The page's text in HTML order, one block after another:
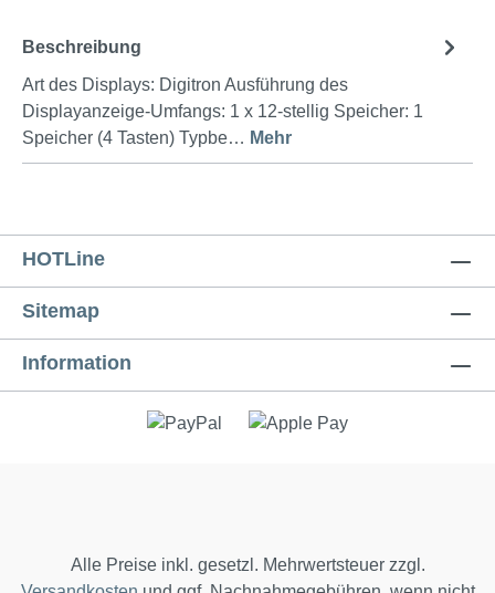
Beschreibung
Art des Displays: Digitron Ausführung des
Displayanzeige-Umfangs: 1 x 12-stellig Speicher: 1
Speicher (4 Tasten) Typbe… Mehr
HOTLine
Sitemap
Information
Alle Preise inkl. gesetzl. Mehrwertsteuer zzgl.